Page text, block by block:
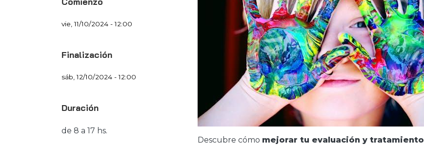
vie, 11/10/2024 - 12:00
Finalización
sáb, 12/10/2024 - 12:00
Duración
de 8 a 17 hs.
Descubre cómo mejorar tu evaluación y tratamiento